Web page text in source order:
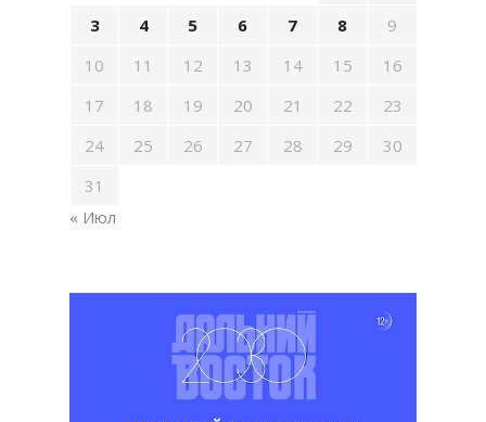
3
4 5 6 7 8
9
10
11 12 13 14 15
16
17
18 19 20 21 22
23
24
25 26 27 28 29
30
31
« Июл